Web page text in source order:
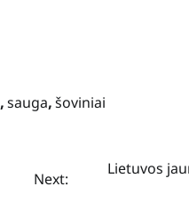
,sauga,šoviniai
Next:
Lietuvos